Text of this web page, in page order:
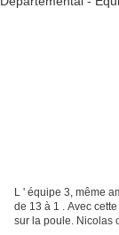
L ' équipe 3, même
de 13 à 1 . Avec
sur la poule. Nicolas